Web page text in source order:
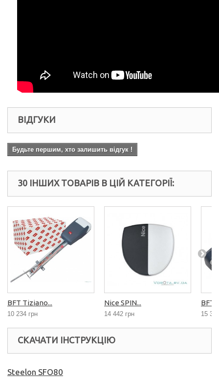
ВІДГУКИ
Будьте першим, хто залишить відгук !
30 ІНШИХ ТОВАРІВ В ЦІЙ КАТЕГОРІЇ:
BFT Tiziano...
10 234 грн
Nice SPIN...
14 442 грн
BFT...
15
СКАЧАТИ ІНСТРУКЦІЮ
Steelon SFO80